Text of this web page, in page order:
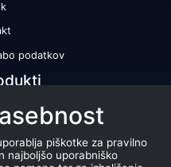
podatkov
ocena
odličnosti
piškotke za pravilno
najboljšo uporabniško